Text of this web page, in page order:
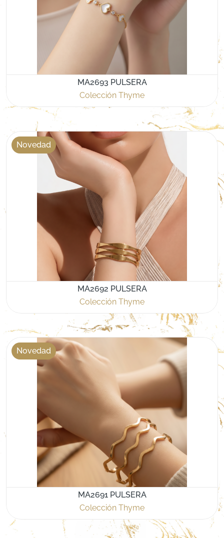
MA2693 PULSERA
Colección Thyme
Novedad
MA2692 PULSERA
Colección Thyme
Novedad
MA2691 PULSERA
Colección Thyme